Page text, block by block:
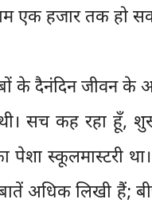
एक हजार तक हो
के दैनंदिन जीवन के
थी। सच कह रहा
पेशा स्कूलमास्टरी
अधिक लिखी हैं;